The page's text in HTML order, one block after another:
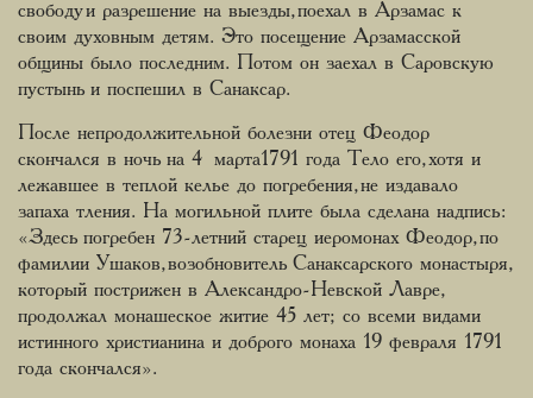
свободу и разрешение на выезды, поехал в Арзамас к
своим духовным детям. Это посещение Арзамасской
общины было последним. Потом он заехал в Саровскую
пустынь и поспешил в Санаксар.
После непродолжительной болезни отец Феодор
скончался в ночь на 4 марта1791 года Тело его, хотя и
лежавшее в теплой келье до погребения, не издавало
запаха тления. На могильной плите была сделана надпись:
«Здесь погребен 73-летний старец иеромонах Феодор, по
фамилии Ушаков, возобновитель Санаксарского монастыря,
который пострижен в Александро-Невской Лавре,
продолжал монашеское житие 45 лет; со всеми видами
истинного христианина и доброго монаха 19 февраля 1791
года скончался».